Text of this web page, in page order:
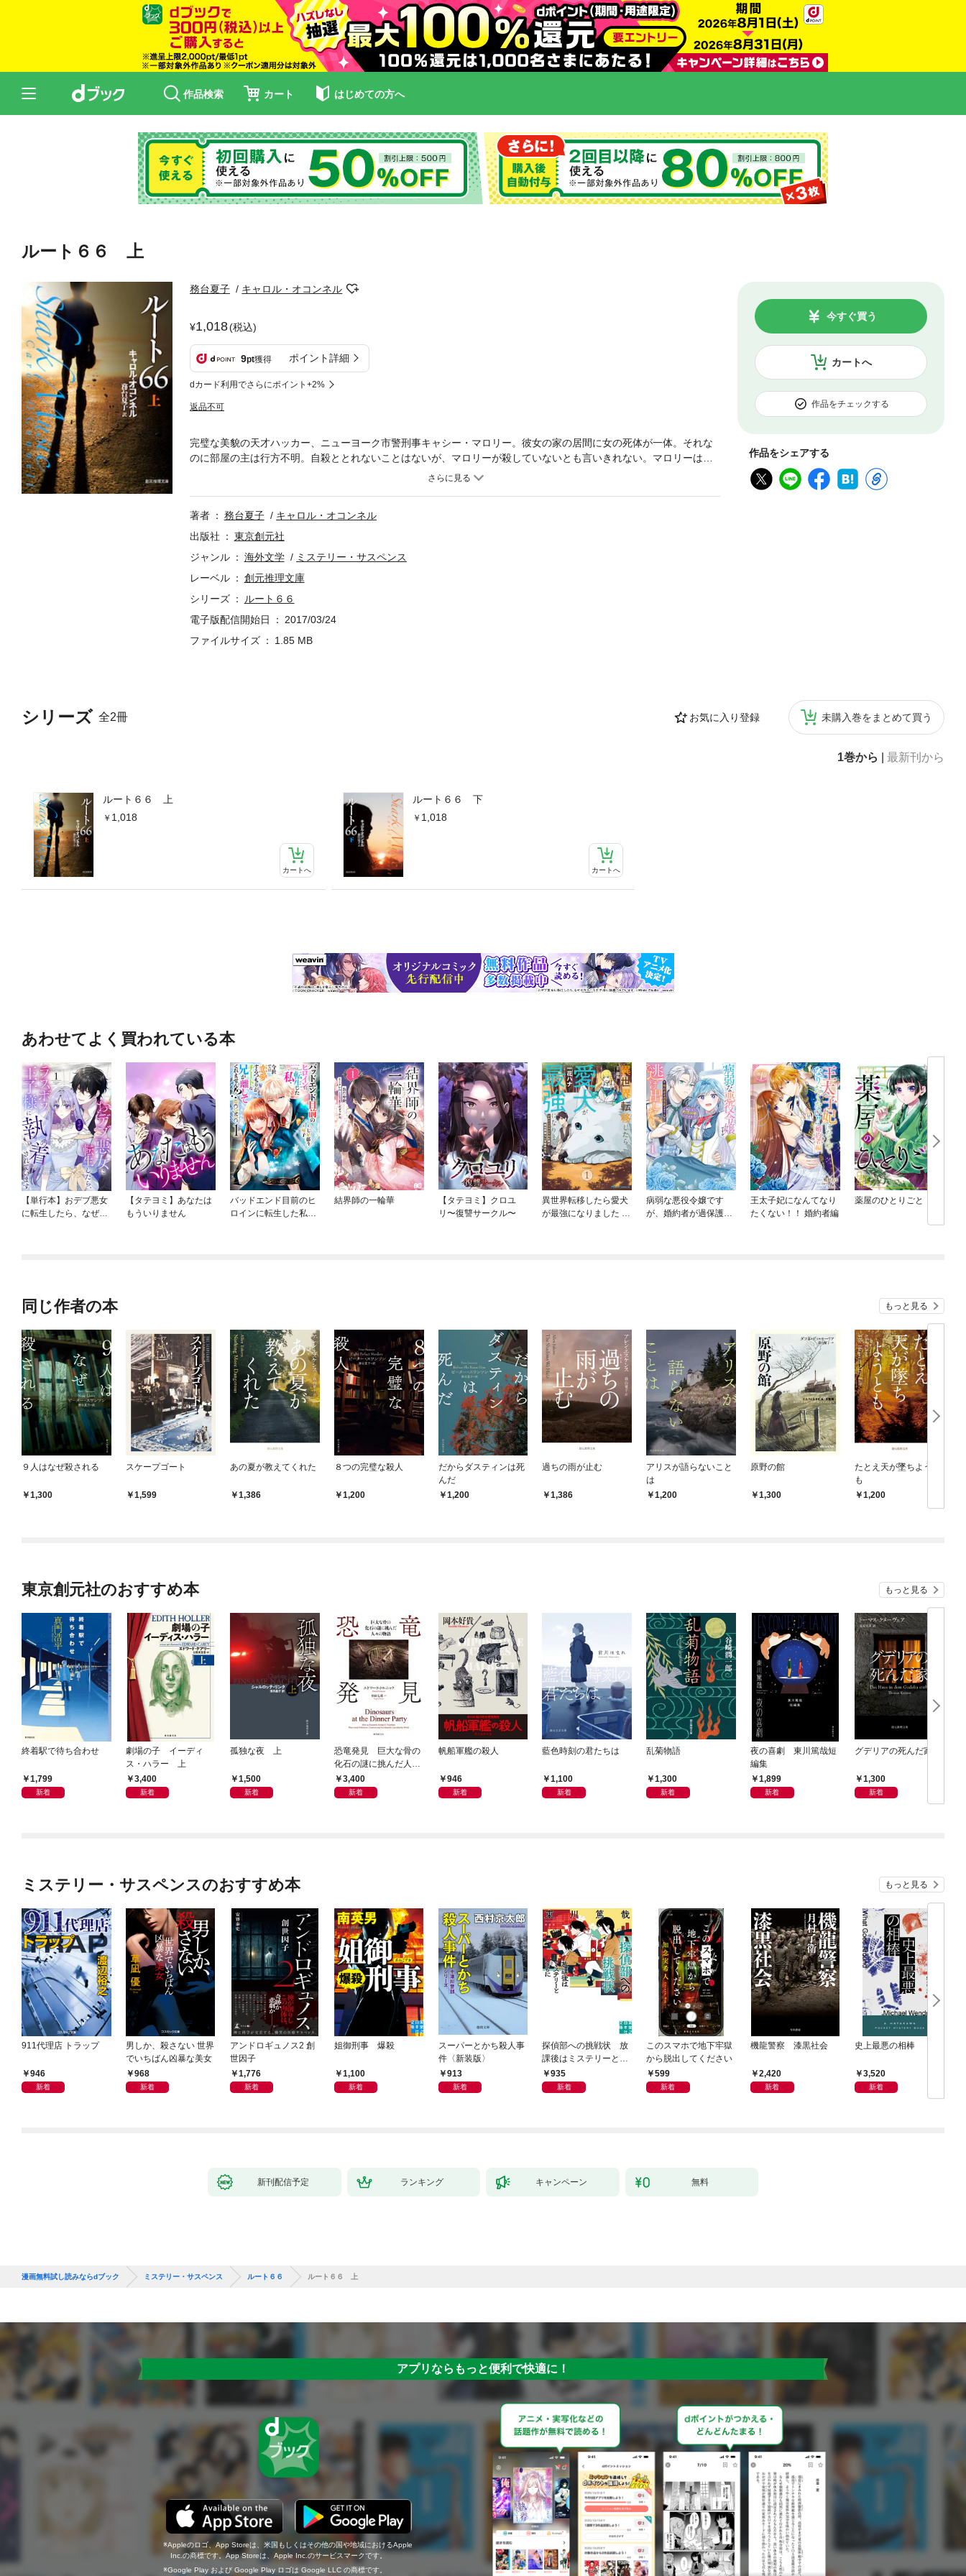
作品検索 カート はじめての方へ
ルート６６ 上
務台夏子 キャロル・オコンネル
1,018(税込)
9pt獲得 ポイント詳細
dカード利用でさらにポイント+2%
返品不可
カートへ
今すぐ買う
作品をチェックする
作品をシェアする
シリーズ 全2冊 お気に入り登録 未購入巻をまとめて買う
1巻から 最新刊から
ルート６６ 上
1,018
カートへ
ルート６６ 下
1,018
カートへ
完璧な美貌の天才ハッカー、ニューヨーク市警刑事キャシー・マロリー。彼女の家の居間に女の死体が一体。それな
のに部屋の主は行方不明。自殺ととれないことはないが、マロリーが殺していないとも言いきれない。マロリーはい
ったいどこに行ったのか？ 相棒のライカーはクレジットカードの利用記録から、彼女のあとを追う。マロリーが改
著者
務台夏子
キャロル・オコンネル
出版社
東京創元社
ジャンル
海外文学
ミステリー・サスペンス
レーベル
創元推理文庫
シリーズ
ルート６６
電子版配信開始日
2017/03/24
ファイルサイズ
1.85 MB
あわせてよく買われている本
【単行本】おデブ悪女
に転生したら、なぜか
【タテヨミ】あなたは
もういりません
バッドエンド目前のヒ
ロインに転生した私、
結界師の一輪華
【タテヨミ】クロユ
リ〜復讐サークル〜
異世界転移したら愛犬
が最強になりました ～
病弱な悪役令嬢です
が、婚約者が過保護す
王太子妃になんてなり
たくない！！ 婚約者編
薬屋のひとりごと
同じ作者の本 もっと見る
９人はなぜ殺される
1,300
スケープゴート
1,599
あの夏が教えてくれた
1,386
８つの完璧な殺人
1,200
だからダスティンは死
んだ
1,200
過ちの雨が止む
1,386
アリスが語らないこと
は
1,200
原野の館
1,300
たとえ天が墜ちようと
も
1,200
東京創元社のおすすめ本 もっと見る
終着駅で待ち合わせ
1,799
新着
劇場の子 イーディ
ス・ハラー 上
3,400
新着
孤独な夜 上
1,500
新着
恐竜発見 巨大な骨の
化石の謎に挑んだ人々
の物語
3,400
新着
帆船軍艦の殺人
946
新着
藍色時刻の君たちは
1,100
新着
乱菊物語
1,300
新着
夜の喜劇 東川篤哉短
編集
1,899
新着
グデリアの死んだ家
1,300
新着
ミステリー・サスペンスのおすすめ本 もっと見る
911代理店 トラップ
946
新着
男しか、殺さない 世界
でいちばん凶暴な美女
968
新着
アンドロギュノス2 創
世因子
1,776
新着
姐御刑事 爆殺
1,100
新着
スーパーとかち殺人事
件〈新装版〉
913
新着
探偵部への挑戦状 放
課後はミステリーとと
もに 新装版
935
新着
このスマホで地下牢獄
から脱出してください
599
新着
機龍警察 漆黒社会
2,420
新着
史上最悪の相棒
3,520
新着
新刊配信予定 ランキング キャンペーン 無料
漫画無料試し読みならdブック ミステリー・サスペンス ルート６６ ルート６６ 上
アプリならもっと便利で快適に！
Appleのロゴ、App Storeは、米国もしくはその他の国や地域におけるApple
Inc.の商標です。App Storeは、Apple Inc.のサービスマークです。
Google Play および Google Play ロゴは Google LLC の商標です。